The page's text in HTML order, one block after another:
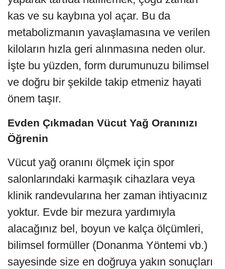
kas ve su kaybına yol açar. Bu da
metabolizmanın yavaşlamasına ve verilen
kiloların hızla geri alınmasına neden olur.
İşte bu yüzden, form durumunuzu bilimsel
ve doğru bir şekilde takip etmeniz hayati
önem taşır.
Evden Çıkmadan Vücut Yağ Oranınızı
Öğrenin
Vücut yağ oranını ölçmek için spor
salonlarındaki karmaşık cihazlara veya
klinik randevularına her zaman ihtiyacınız
yoktur. Evde bir mezura yardımıyla
alacağınız bel, boyun ve kalça ölçümleri,
bilimsel formüller (Donanma Yöntemi vb.)
sayesinde size en doğruya yakın sonuçları